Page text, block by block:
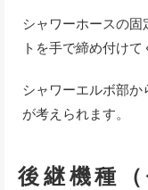
シャワーホースの固
トを手で締め付けて
シャワーエルボ部
が考えられます。
後継機種（